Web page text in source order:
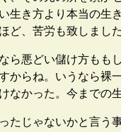
き方より本当の
ど、苦労も致しまし
悪どい儲け方もも
らね。いうなら
かった。今までの
じゃないかと言う